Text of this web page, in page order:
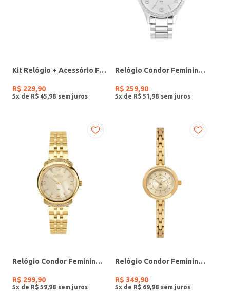
Kit Relógio + Acessório Feminino DOURADO
R$ 229,90
5x de R$ 45 98
Relógio Condor Feminino PRATA
R$ 259,90
5x de R$ 51 98
Relógio Condor Feminino DOURADO
R$ 299,90
5x de R$ 59 98
Relógio Condor Feminino DOURADO
R$ 349,90
5x de R$ 69 98